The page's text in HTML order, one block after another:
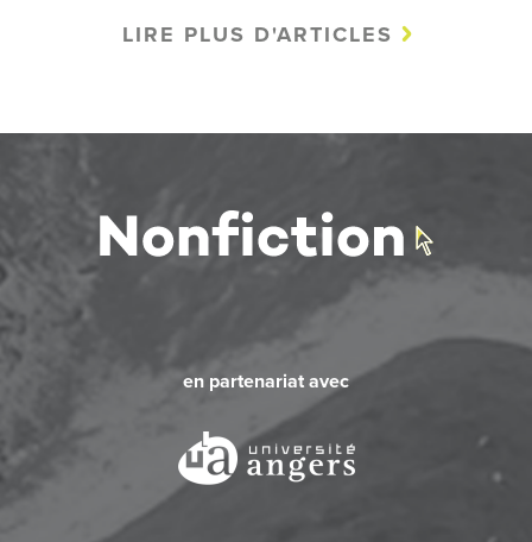
LIRE PLUS D'ARTICLES
en partenariat avec